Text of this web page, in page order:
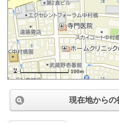
100m
現在地からの